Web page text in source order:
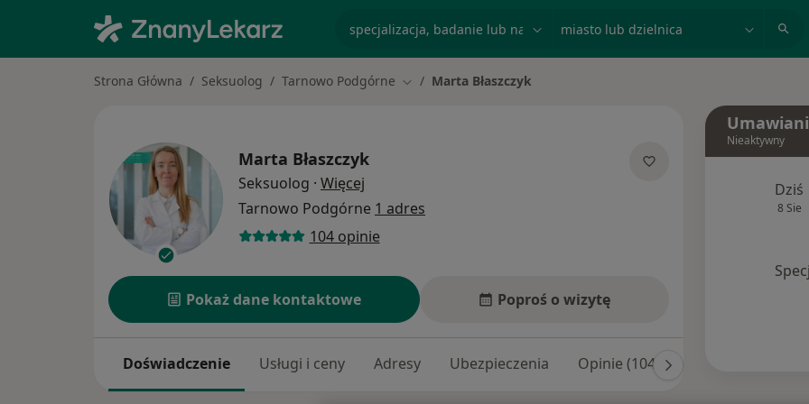
Strona Główna Seksuolog Tarnowo Podgórne Zmień miasto
Marta Błaszczyk
Marta Błaszczyk
Seksuolog · Więcej
Tarnowo Podgórne 1 adres
104 opinie
Pokaż dane kontaktowe Poproś o wizytę
Doświadczenie Usługi i ceny Adresy Ubezpieczenia Opinie (104)
Nieaktywny
Dziś
8 Sie